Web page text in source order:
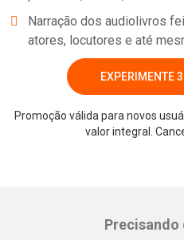
Narração dos audiolivros
atores, locutores e até
EXPERIMENTE
Promoção válida para novos
valor integral.
Precisando